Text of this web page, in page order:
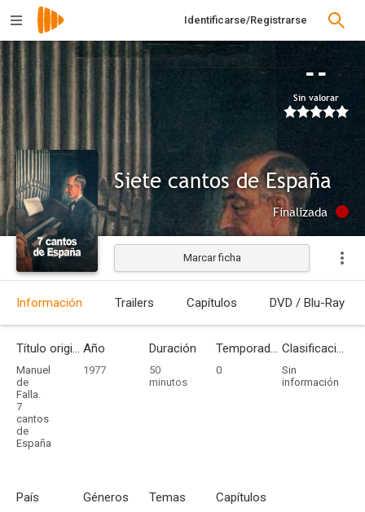
Identificarse/Registrarse
--
Sin valorar
Siete cantos de España
Finalizada
Marcar ficha
Información Trailers Capítulos DVD / Blu-Ray
Título original
Manuel
de
Falla.
7
cantos
de
España
Año
1977
Duración
50
minutos
Temporadas
0
Clasificación por edades
Sin
información
País Géneros Temas Capítulos